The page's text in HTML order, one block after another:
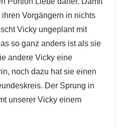
Vorgängern in nichts
Vicky ungeplant mit
so ganz anders ist als sie
andere Vicky eine
noch dazu hat sie einen
Der Sprung in
unserer Vicky einem